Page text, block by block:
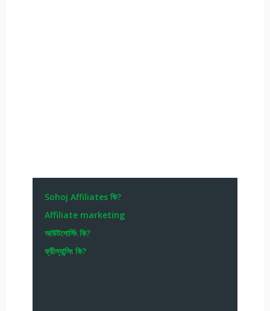
Sohoj Affiliates কি?
Affiliate marketing
আউটসোর্সিং কি?
ফ্রীল্যান্সিং কি?